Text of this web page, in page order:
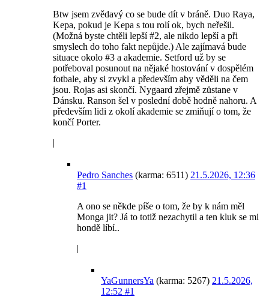
Btw jsem zvědavý co se bude dít v bráně. Duo Raya,
Kepa, pokud je Kepa s tou rolí ok, bych neřešil.
(Možná byste chtěli lepší #2, ale nikdo lepší a při
smyslech do toho fakt nepůjde.) Ale zajímavá bude
situace okolo #3 a akademie. Setford už by se
potřeboval posunout na nějaké hostování v dospělém
fotbale, aby si zvykl a především aby věděli na čem
jsou. Rojas asi skončí. Nygaard zřejmě zůstane v
Dánsku. Ranson šel v poslední době hodně nahoru. A
především lidi z okolí akademie se zmiňují o tom, že
končí Porter.
|
Pedro Sanches (karma: 6511) 21.5.2026, 12:36
#1
A ono se někde píše o tom, že by k nám měl
Monga jit? Já to totiž nezachytil a ten kluk se mi
hondě líbí..
|
YaGunnersYa (karma: 5267) 21.5.2026,
12:52 #1